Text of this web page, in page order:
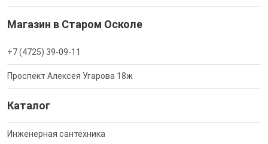
Магазин в Старом Осколе
+7 (4725) 39-09-11
Проспект Алексея Угарова 18ж
Каталог
Инженерная сантехника